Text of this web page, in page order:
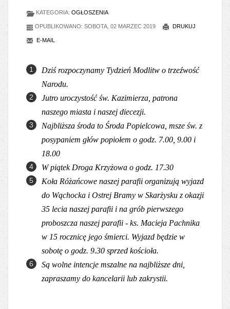
KATEGORIA: OGŁOSZENIA
OPUBLIKOWANO: SOBOTA, 02 MARZEC 2019 DRUKUJ
E-MAIL
Dziś rozpoczynamy Tydzień Modlitw o trzeźwość
Narodu.
Jutro uroczystość św. Kazimierza, patrona
naszego miasta i naszej diecezji.
Najbliższa środa to Środa Popielcowa, msze św. z
posypaniem głów popiołem o godz. 7.00, 9.00 i
18.00
W piątek Droga Krzyżowa o godz. 17.30
Koła Różańcowe naszej parafii organizują wyjazd
do Wąchocka i Ostrej Bramy w Skarżysku z okazji
35 lecia naszej parafii i na grób pierwszego
proboszcza naszej parafii - ks. Macieja Pachnika
w 15 rocznicę jego śmierci. Wyjazd będzie w
sobotę o godz. 9.30 sprzed kościoła.
Są wolne intencje mszalne na najbliższe dni,
zapraszamy do kancelarii lub zakrystii.